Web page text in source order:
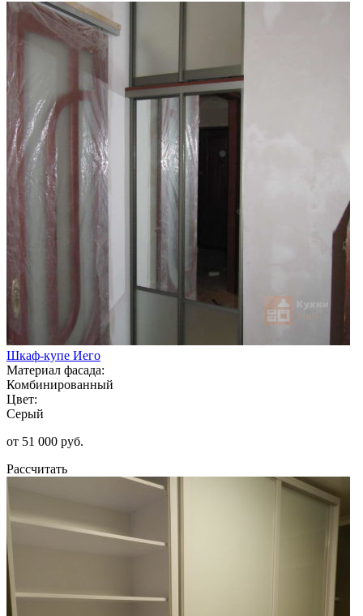
Шкаф-купе Иего
Материал фасада:
Комбинированный
Цвет:
Серый
от 51 000 руб.
Рассчитать